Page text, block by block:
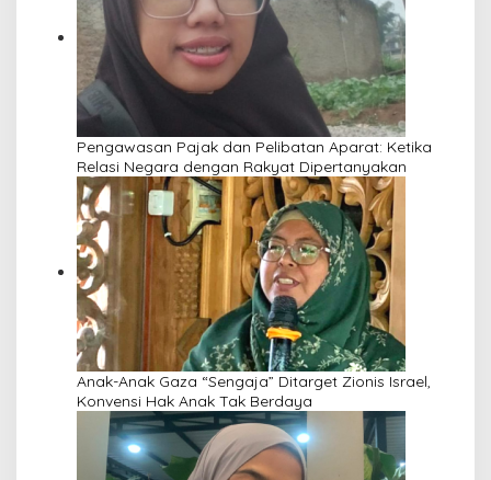
Pengawasan Pajak dan Pelibatan Aparat: Ketika
Relasi Negara dengan Rakyat Dipertanyakan
Anak-Anak Gaza “Sengaja” Ditarget Zionis Israel,
Konvensi Hak Anak Tak Berdaya